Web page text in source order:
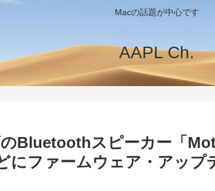
Macの話題が中心です
AAPL Ch.
Bluetoothスピーカー「
にファームウェア・アップ